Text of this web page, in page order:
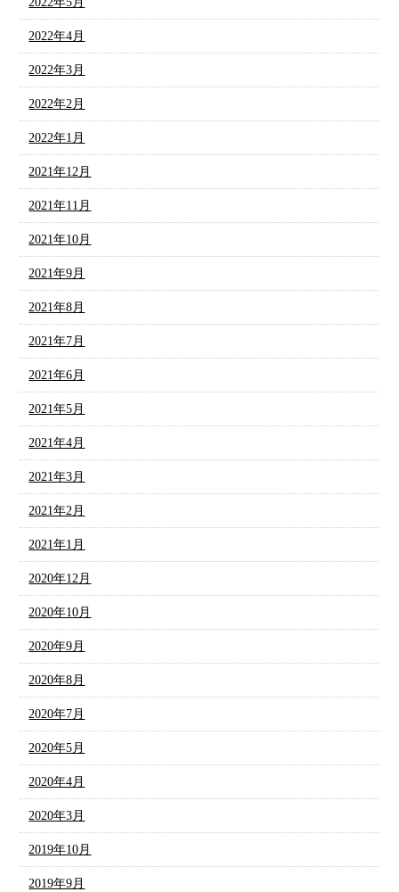
2022年4月
2022年3月
2022年2月
2022年1月
2021年12月
2021年11月
2021年10月
2021年9月
2021年8月
2021年7月
2021年6月
2021年5月
2021年4月
2021年3月
2021年2月
2021年1月
2020年12月
2020年10月
2020年9月
2020年8月
2020年7月
2020年5月
2020年4月
2020年3月
2019年10月
2019年9月